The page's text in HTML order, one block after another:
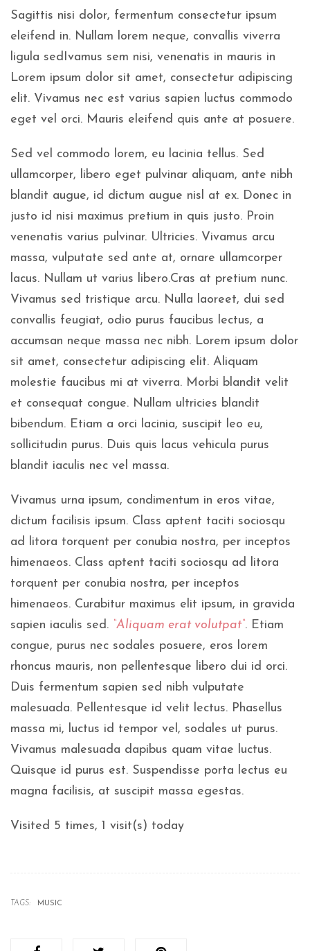
Sagittis nisi dolor, fermentum consectetur ipsum
eleifend in. Nullam lorem neque, convallis viverra
ligula sedIvamus sem nisi, venenatis in mauris in
Lorem ipsum dolor sit amet, consectetur adipiscing
elit. Vivamus nec est varius sapien luctus commodo
eget vel orci. Mauris eleifend quis ante at posuere.
Sed vel commodo lorem, eu lacinia tellus. Sed
ullamcorper, libero eget pulvinar aliquam, ante nibh
blandit augue, id dictum augue nisl at ex. Donec in
justo id nisi maximus pretium in quis justo. Proin
venenatis varius pulvinar. Ultricies. Vivamus arcu
massa, vulputate sed ante at, ornare ullamcorper
lacus. Nullam ut varius libero.Cras at pretium nunc.
Vivamus sed tristique arcu. Nulla laoreet, dui sed
convallis feugiat, odio purus faucibus lectus, a
accumsan neque massa nec nibh. Lorem ipsum dolor
sit amet, consectetur adipiscing elit. Aliquam
molestie faucibus mi at viverra. Morbi blandit velit
et consequat congue. Nullam ultricies blandit
bibendum. Etiam a orci lacinia, suscipit leo eu,
sollicitudin purus. Duis quis lacus vehicula purus
blandit iaculis nec vel massa.
Vivamus urna ipsum, condimentum in eros vitae,
dictum facilisis ipsum. Class aptent taciti sociosqu
ad litora torquent per conubia nostra, per inceptos
himenaeos. Class aptent taciti sociosqu ad litora
torquent per conubia nostra, per inceptos
himenaeos. Curabitur maximus elit ipsum, in gravida
sapien iaculis sed. “Aliquam erat volutpat“. Etiam
congue, purus nec sodales posuere, eros lorem
rhoncus mauris, non pellentesque libero dui id orci.
Duis fermentum sapien sed nibh vulputate
malesuada. Pellentesque id velit lectus. Phasellus
massa mi, luctus id tempor vel, sodales ut purus.
Vivamus malesuada dapibus quam vitae luctus.
Quisque id purus est. Suspendisse porta lectus eu
magna facilisis, at suscipit massa egestas.
Visited 5 times, 1 visit(s) today
TAGS: MUSIC